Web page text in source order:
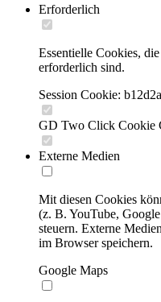
Erforderlich
Essentielle Cookies,
erforderlich sind.
Session Cookie:
GD Two Click Cookie
Externe Medien
Mit diesen Cookies
(z. B. YouTube,
steuern. Externe
im Browser speichern.
Google Maps